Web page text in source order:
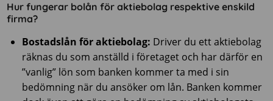
Hur fungerar bolån för aktiebolag respektive enskild
firma?
Bostadslån för aktiebolag: Driver du ett aktiebolag
räknas du som anställd i företaget och har därför en
”vanlig” lön som banken kommer ta med i sin
bedömning när du ansöker om lån. Banken kommer